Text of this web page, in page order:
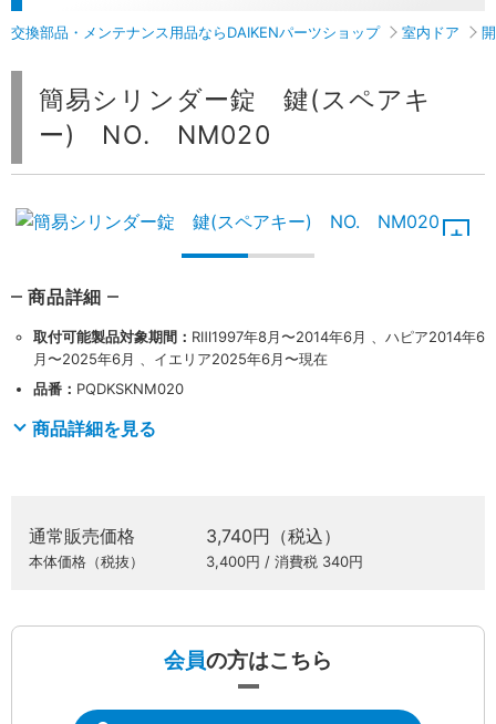
交換部品・メンテナンス用品ならDAIKENパーツショップ 室内ドア
簡易シリンダー錠 鍵(スペアキ
ー) NO. NM020
商品詳細
取付可能製品対象期間： RⅢ1997年8月〜2014年6月 、ハピア2014年6
月〜2025年6月 、イエリア2025年6月〜現在
品番： PQDKSKNM020
商品詳細を見る
通常販売価格 3,740円（税込）
本体価格（税抜） 3,400円 / 消費税 340円
会員の方はこちら